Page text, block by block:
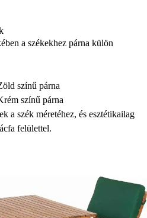
a székekhez párna külön
színű párna
színű párna
a szék méretéhez, és esztétikailag
felülettel.